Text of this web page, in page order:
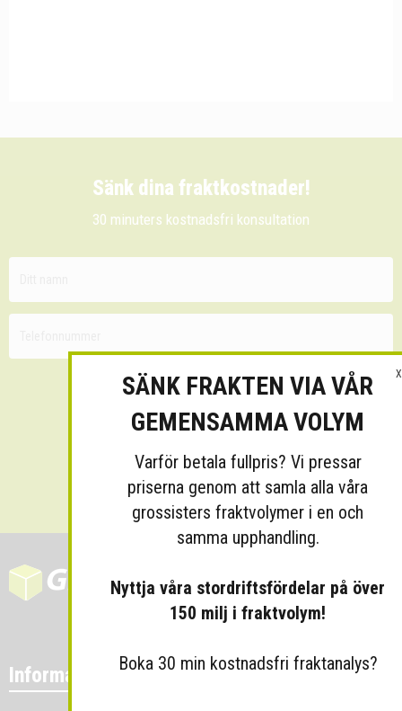
Sänk dina fraktkostnader!
30 minuters kostnadsfri konsultation
Skicka
Information
X
SÄNK FRAKTEN VIA VÅR
GEMENSAMMA VOLYM
Varför betala fullpris? Vi pressar
priserna genom att samla alla våra
grossisters fraktvolymer i en och
samma upphandling.
Nyttja våra stordriftsfördelar på över
150 milj i fraktvolym!
Boka 30 min kostnadsfri fraktanalys?